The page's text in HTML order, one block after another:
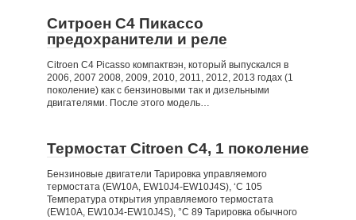
Ситроен С4 Пикассо
предохранители и реле
Citroen C4 Picasso компактвэн, который выпускался в
2006, 2007 2008, 2009, 2010, 2011, 2012, 2013 годах (1
поколение) как с бензиновыми так и дизельными
двигателями. После этого модель…
Термостат Citroen C4, 1 поколение
Бензиновые двигатели Тарировка управляемого
термостата (EW10A, EW10J4-EW10J4S), ‘С 105
Температура открытия управляемого термостата
(EW10A, EW10J4-EW10J4S), °С 89 Тарировка обычного